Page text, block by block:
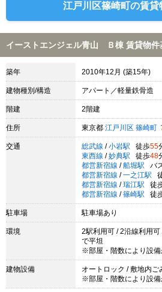
江戸川区篠崎町の賃貸
イーストエンジェル青山 Ｂ棟 賃貸物件
築年 2010年12月 (築15年)
建物種別/構造 アパート／軽量鉄骨造
階建 2階建
住所 東京都 江戸川区 篠崎町
交通 総武線 / 小岩駅 徒歩55
東西線 / 妙典駅 徒歩48
都営新宿線 / 船堀駅 バ
都営新宿線 / 一之江駅
都営新宿線 / 瑞江駅 徒
都営新宿線 / 篠崎駅 徒
駐車場 駐車場あり
環境
2駅利用可 / 2沿線利用可
で平坦
※部屋・階数により設備
建物設備
オートロック / 敷地内ご
※部屋・階数により設備